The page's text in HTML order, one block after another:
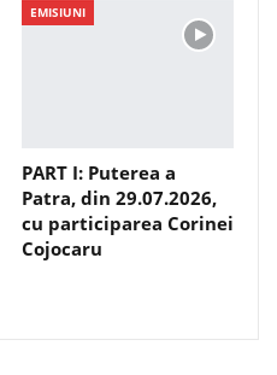
EMISIUNI
PART I: Puterea a
Patra, din 29.07.2026,
cu participarea Corinei
Cojocaru